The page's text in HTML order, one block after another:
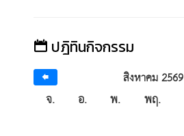
ปฎิทินกิจกรรม
สิงหาคม 2569
จ. อ. พ. พฤ.